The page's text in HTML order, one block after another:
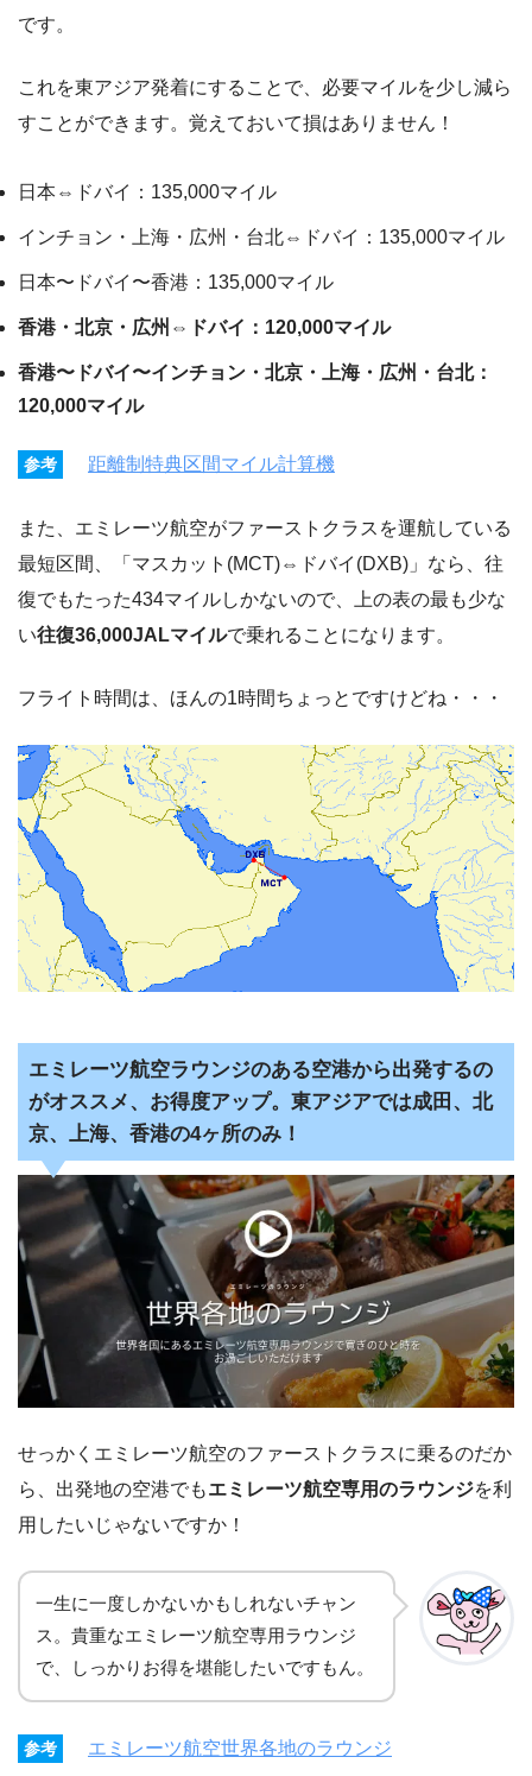
です。
これを東アジア発着にすることで、必要マイルを少し減ら
すことができます。覚えておいて損はありません！
日本⇔ドバイ：135,000マイル
インチョン・上海・広州・台北⇔ドバイ：135,000マイル
日本〜ドバイ〜香港：135,000マイル
香港・北京・広州⇔ドバイ：120,000マイル
香港〜ドバイ〜インチョン・北京・上海・広州・台北：
120,000マイル
参考 距離制特典区間マイル計算機
また、エミレーツ航空がファーストクラスを運航している
最短区間、「マスカット(MCT)⇔ドバイ(DXB)」なら、往
復でもたった434マイルしかないので、上の表の最も少な
い往復36,000JALマイルで乗れることになります。
フライト時間は、ほんの1時間ちょっとですけどね・・・
エミレーツ航空ラウンジのある空港から出発するの
がオススメ、お得度アップ。東アジアでは成田、北
京、上海、香港の4ヶ所のみ！
せっかくエミレーツ航空のファーストクラスに乗るのだか
ら、出発地の空港でもエミレーツ航空専用のラウンジを利
用したいじゃないですか！
一生に一度しかないかもしれないチャン
ス。貴重なエミレーツ航空専用ラウンジ
で、しっかりお得を堪能したいですもん。
参考 エミレーツ航空世界各地のラウンジ